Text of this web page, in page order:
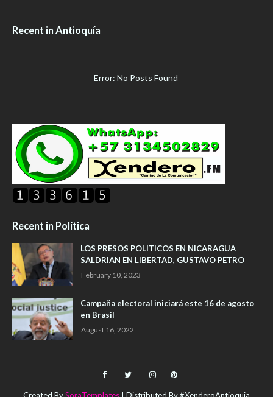
Recent in Antioquía
Error: No Posts Found
Recent in Política
LOS PRESOS POLITICOS EN NICARAGUA
SALDRIAN EN LIBERTAD, GUSTAVO PETRO
February 10, 2023
Campaña electoral iniciará este 16 de agosto
en Brasil
August 16, 2022